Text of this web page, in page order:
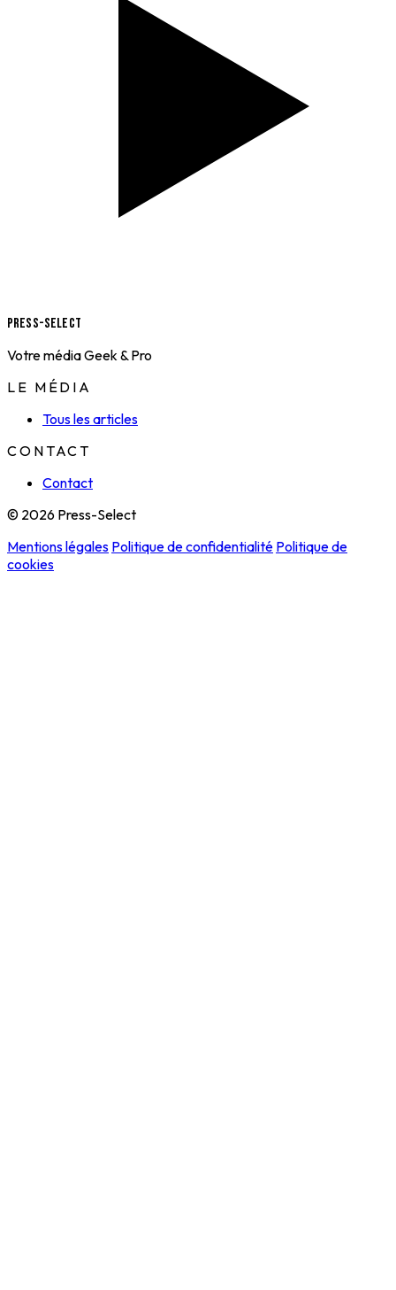
Press-Select
Votre média Geek & Pro
LE MÉDIA
Tous les articles
CONTACT
Contact
© 2026 Press-Select
Mentions légales Politique de confidentialité Politique de
cookies